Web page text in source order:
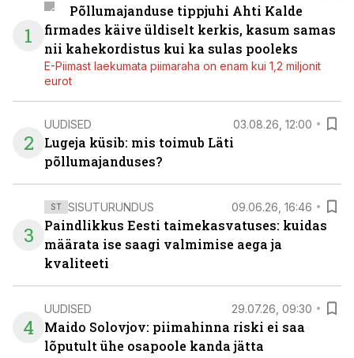
1
Põllumajanduse tippjuhi Ahti Kalde
firmades käive üldiselt kerkis, kasum samas
nii kahekordistus kui ka sulas pooleks
E-Piimast laekumata piimaraha on enam kui 1,2 miljonit
eurot
2
UUDISED 03.08.26, 12:00
Lugeja küsib: mis toimub Läti
põllumajanduses?
3
ST SISUTURUNDUS 09.06.26, 16:46
Paindlikkus Eesti taimekasvatuses: kuidas
määrata ise saagi valmimise aega ja
kvaliteeti
4
UUDISED 29.07.26, 09:30
Maido Solovjov: piimahinna riski ei saa
lõputult ühe osapoole kanda jätta